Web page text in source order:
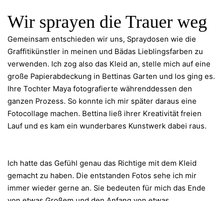
Wir sprayen die Trauer weg
Gemeinsam entschieden wir uns, Spraydosen wie die
Graffitikünstler in meinen und Bädas Lieblingsfarben zu
verwenden. Ich zog also das Kleid an, stelle mich auf eine
große Papierabdeckung in Bettinas Garten und los ging es.
Ihre Tochter Maya fotografierte währenddessen den
ganzen Prozess. So konnte ich mir später daraus eine
Fotocollage machen. Bettina ließ ihrer Kreativität freien
Lauf und es kam ein wunderbares Kunstwerk dabei raus.
Ich hatte das Gefühl genau das Richtige mit dem Kleid
gemacht zu haben. Die entstanden Fotos sehe ich mir
immer wieder gerne an. Sie bedeuten für mich das Ende